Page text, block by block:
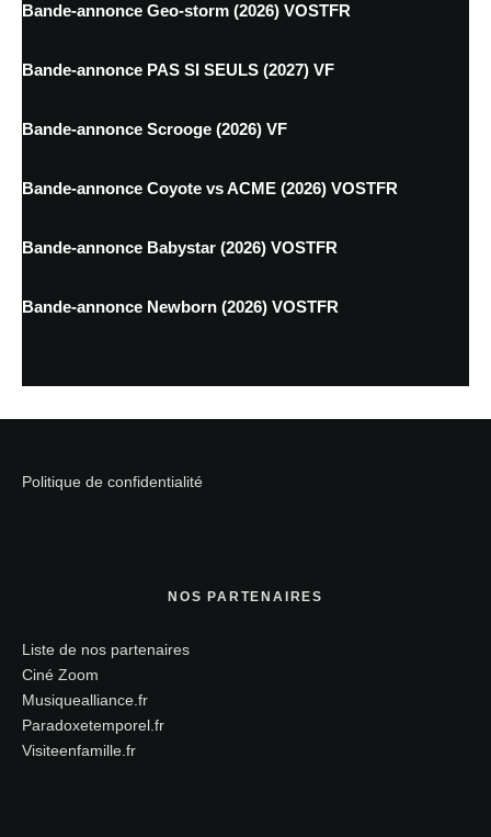
Bande-annonce Geo-storm (2026) VOSTFR
Bande-annonce PAS SI SEULS (2027) VF
Bande-annonce Scrooge (2026) VF
Bande-annonce Coyote vs ACME (2026) VOSTFR
Bande-annonce Babystar (2026) VOSTFR
Bande-annonce Newborn (2026) VOSTFR
Politique de confidentialité
NOS PARTENAIRES
Liste de nos partenaires
Ciné Zoom
Musiquealliance.fr
Paradoxetemporel.fr
Visiteenfamille.fr